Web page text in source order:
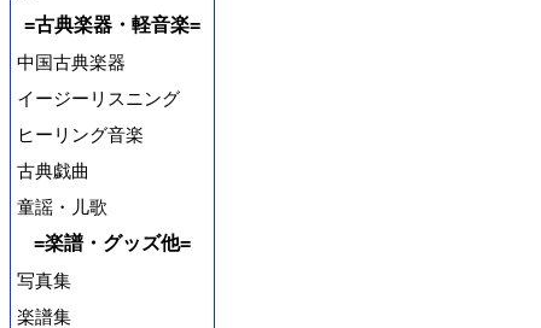
=古典楽器・軽音楽=
中国古典楽器
イージーリスニング
ヒーリング音楽
古典戯曲
童謡・儿歌
=楽譜・グッズ他=
写真集
楽譜集